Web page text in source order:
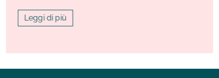
Leggi di più